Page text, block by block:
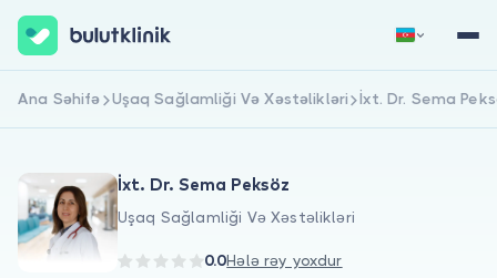
Qeydiyyat Daxil Ol
Ana Səhifə Uşaq Sağlamliği Və Xəstəlikləri İxt. Dr. Sema
İxt. Dr. Sema Peksöz
Uşaq Sağlamliği Və Xəstəlikləri
0.0Hələ rəy yoxdur